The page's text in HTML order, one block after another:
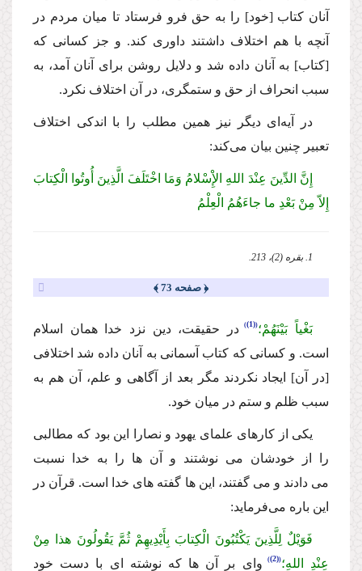
آنان كتاب[خود] را به حق فرو فرستاد تا میان مردم در
آنچه با هم اختلاف داشتند داورى كند. و جز كسانى كه
[كتاب] به آنان داده شد و دلایل روشن براى آنان آمد، به
سبب انحراف از حق و ستمگرى، در آن اختلاف نكرد.
در آیه‌اى دیگر نیز همین مطلب را با اندكى اختلاف
تعبیر چنین بیان مى‌كند:
إِنَّ الدِّینَ عِنْدَ اللهِ الإِْسْلامُ وَمَا اخْتَلَفَ الَّذِینَ أُوتُوا الْكِتابَ
إِلاّ مِنْ بَعْدِ ما جاءَهُمُ الْعِلْمُ
1. بقره (2)، 213.
﴿ صفحه 73 ﴾
بَغْیاً بَیْنَهُمْ؛ (1)
در حقیقت، دین نزد خدا همان اسلام
است. و كسانى كه كتاب آسمانى به آنان داده شد اختلافى
[در آن] ایجاد نكردند مگر بعد از آگاهى و علم، آن هم به
سبب ظلم و ستم در میان خود.
یكى از كارهاى علماى یهود و نصارا این بود كه مطالبى
را از خودشان مى نوشتند و آن ها را به خدا نسبت
مى دادند و مى گفتند، این ها گفته هاى خدا است. قرآن در
این باره مى‌فرماید:
فَوَیْلٌ لِلَّذِینَ یَكْتُبُونَ الْكِتابَ بِأَیْدِیهِمْ ثُمَّ یَقُولُونَ هذا مِنْ
عِنْدِ اللهِ؛ (2)
واى بر آن ها كه نوشته اى با دست خود